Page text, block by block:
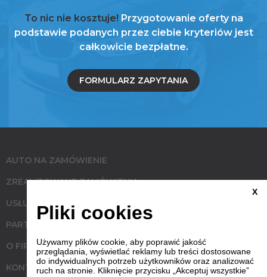
To nic nie kosztuje! Przygotowanie oferty na
podstawie podanych przez ciebie kryteriów jest
całkowicie bezpłatne.
FORMULARZ ZAPYTANIA
AUTO NA ZAMÓWIENIE
ZREALIZOWANE ZAMÓWIENIA
USŁUGI
PARTNERZY
O FIRMIE
KONTAKT
X
Pliki cookies
Używamy plików cookie, aby poprawić jakość
przeglądania, wyświetlać reklamy lub treści dostosowane
do indywidualnych potrzeb użytkowników oraz analizować
ruch na stronie. Kliknięcie przycisku „Akceptuj wszystkie”